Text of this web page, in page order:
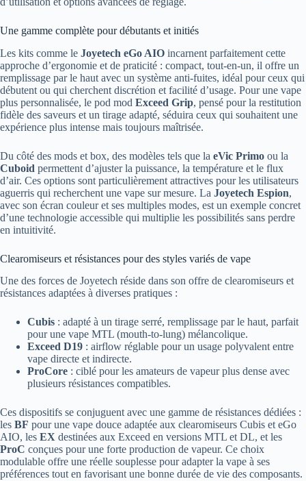
Une gamme complète pour débutants et initiés
Les kits comme le Joyetech eGo AIO incarnent parfaitement cette
approche d’ergonomie et de praticité : compact, tout-en-un, il offre un
remplissage par le haut avec un système anti-fuites, idéal pour ceux qui
débutent ou qui cherchent discrétion et facilité d’usage. Pour une vape
plus personnalisée, le pod mod Exceed Grip, pensé pour la restitution
fidèle des saveurs et un tirage adapté, séduira ceux qui souhaitent une
expérience plus intense mais toujours maîtrisée.
Du côté des mods et box, des modèles tels que la eVic Primo ou la
Cuboid permettent d’ajuster la puissance, la température et le flux
d’air. Ces options sont particulièrement attractives pour les utilisateurs
aguerris qui recherchent une vape sur mesure. La Joyetech Espion,
avec son écran couleur et ses multiples modes, est un exemple concret
d’une technologie accessible qui multiplie les possibilités sans perdre
en intuitivité.
Clearomiseurs et résistances pour des styles variés de vape
Une des forces de Joyetech réside dans son offre de clearomiseurs et
résistances adaptées à diverses pratiques :
Cubis : adapté à un tirage serré, remplissage par le haut, parfait
pour une vape MTL (mouth-to-lung) mélancolique.
Exceed D19 : airflow réglable pour un usage polyvalent entre
vape directe et indirecte.
ProCore : ciblé pour les amateurs de vapeur plus dense avec
plusieurs résistances compatibles.
Ces dispositifs se conjuguent avec une gamme de résistances dédiées :
les BF pour une vape douce adaptée aux clearomiseurs Cubis et eGo
AIO, les EX destinées aux Exceed en versions MTL et DL, et les
ProC conçues pour une forte production de vapeur. Ce choix
modulable offre une réelle souplesse pour adapter la vape à ses
préférences tout en favorisant une bonne durée de vie des composants.